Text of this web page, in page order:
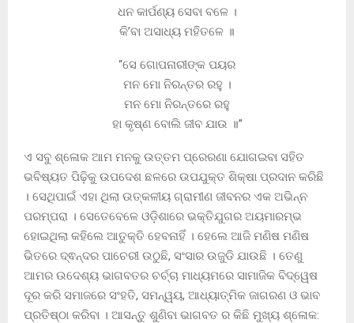
ଧନ କାର୍ପଣ୍ୟ ସେବା ବଳେ ।
କି’ବା ଅସାଧ୍ୟ ମହିତଳେ ॥
“ସେ ଗୋପନାରୀଙ୍କ ପୟର
ମନ ମୋ ନିରନ୍ତର ରହୁ ।
ମନ ମୋ ନିରନ୍ତରେ ରହୁ
ହା କୃଷ୍ଣ ବୋଲି ଜୀବ ଯାଉ ॥”
ଏ ସବୁ ଶ୍ଳୋକ ଆମ ମନକୁ ଉତ୍ତମ ପ୍ରେରଣା ଯୋଗଇବା ସହିତ
ଭବିଷ୍ୟତ ପିଢ଼ିକୁ ଉପଦେଶ ଛଳରେ ଉପଯୁକ୍ତ ଶିକ୍ଷା ପ୍ରଦାନ କରିଛି
। ସେଥିପାଇଁ ଏହା ଥିଲା ଉତ୍କଳୀୟ ଗ୍ରାମୀଣ ଜୀବନର ଏକ ଅଭିନ୍ନ
ପରମ୍ପରା । ସେତେବେଳେ ଓଡ଼ିଶାରେ ଭକ୍ତିଯୁଗର ଅୟମାରମ୍ଭ
ହୋଇଥିଲା କହିଲେ ଆତୁକ୍ତି ହେବନାହିଁ । ହେଲେ ଆଜି ମଣିଷ ମଣିଷ
ଭିତରେ ଦ୍ଵନ୍ଦର ପାଚେରୀ ଉଠୁଛି, ସଂସାର ଉଜୁଡି ଯାଉଛି । ତେଣୁ
ଆମର ଉଦେଶ୍ୟ ଭାଗବତର ଚର୍ଚ୍ଚା ମାଧ୍ୟମରେ ସାମାଜିକ ବିଦ୍ୱେଷ
ଦୂର କରି ସମାଜରେ ସଂହତି, ସମନ୍ୱୟ, ଆଧ୍ୟାତ୍ମିକ ଜାଗରଣ ଓ ଭାବ
ପ୍ରତିଷ୍ଠା କରିବା । ଆସନ୍ତୁ ଶୁଣିବା ଭାଗବତ ର କିଛି ମୁଖ୍ୟ ଶ୍ଳୋକ: